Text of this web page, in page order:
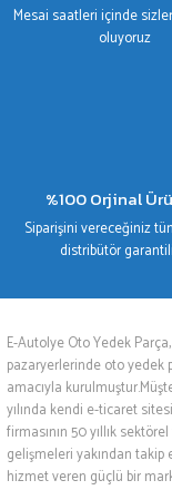
Mesai saatleri içinde
oluyoruz
%100 Orjinal
Siparişini vereceğiniz
distribütör
E-Autolye Oto Yedek
pazaryerlerinde oto yedek
amacıyla
yılında kendi e-ticaret
firmasının 50 yıllık
gelişmeleri yakından
hizmet veren güçlü bir